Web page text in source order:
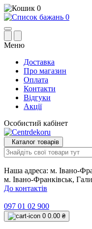
0
0
Меню
Доставка
Про магазин
Оплата
Контакти
Відгуки
Акції
Особистий кабінет
Каталог товарів
Наша адреса: м. Івано-
м. Івано-Франківськ,
До контактів
097 01 02 900
0 0.00 ₴